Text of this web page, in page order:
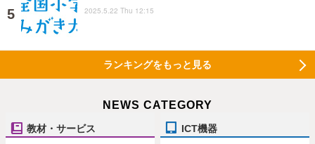
2025.5.22 Thu 12:15
ランキングをもっと見る
NEWS CATEGORY
教材・サービス ICT機器